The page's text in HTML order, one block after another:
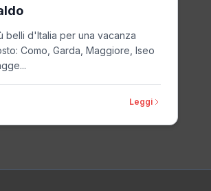
belli d'Italia per una vacanza
Como, Garda, Maggiore, Iseo
Leggi